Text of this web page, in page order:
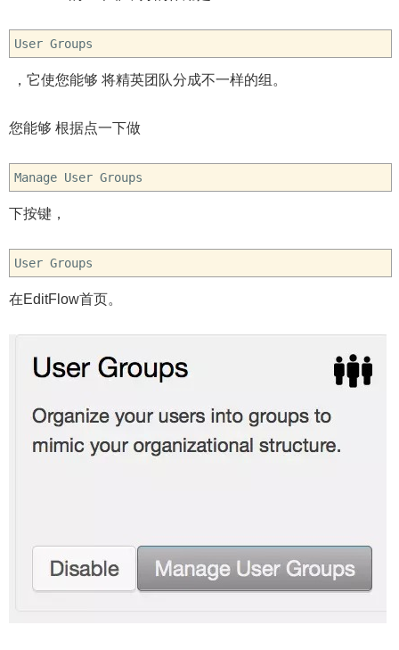
User Groups
，它使您能够 将精英团队分成不一样的组。
您能够 根据点一下做
Manage User Groups
下按键，
User Groups
在EditFlow首页。